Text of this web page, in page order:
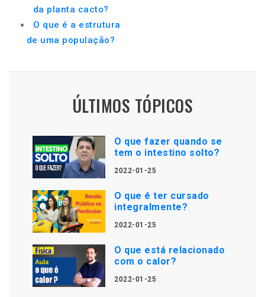
da planta cacto?
O que é a estrutura
de uma população?
ÚLTIMOS TÓPICOS
O que fazer quando se
tem o intestino solto?
2022-01-25
O que é ter cursado
integralmente?
2022-01-25
O que está relacionado
com o calor?
2022-01-25